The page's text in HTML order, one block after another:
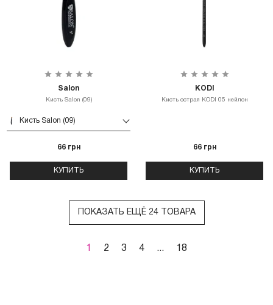
Salon
Кисть Salon (09)
Кисть Salon (09)
66 грн
КУПИТЬ
KODI
Кисть острая KODI 05 нейлон
66 грн
КУПИТЬ
ПОКАЗАТЬ ЕЩЁ 24 ТОВАРА
1 2 3 4 ... 18